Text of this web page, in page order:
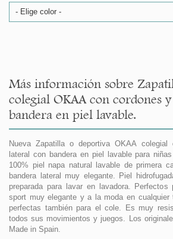
- Elige color -
Más información sobre
colegial OKAA con cordones
bandera en piel lavable.
Nueva Zapatilla o deportiva OKAA
lateral con bandera en piel lavable para
100% piel napa natural lavable de primera
bandera lateral muy elegante. Piel
preparada para lavar en lavadora.
sport muy elegante y a la moda en cualquier
perfectas también para el cole. Es muy
todos sus movimientos y juegos. Los
Made in Spain.